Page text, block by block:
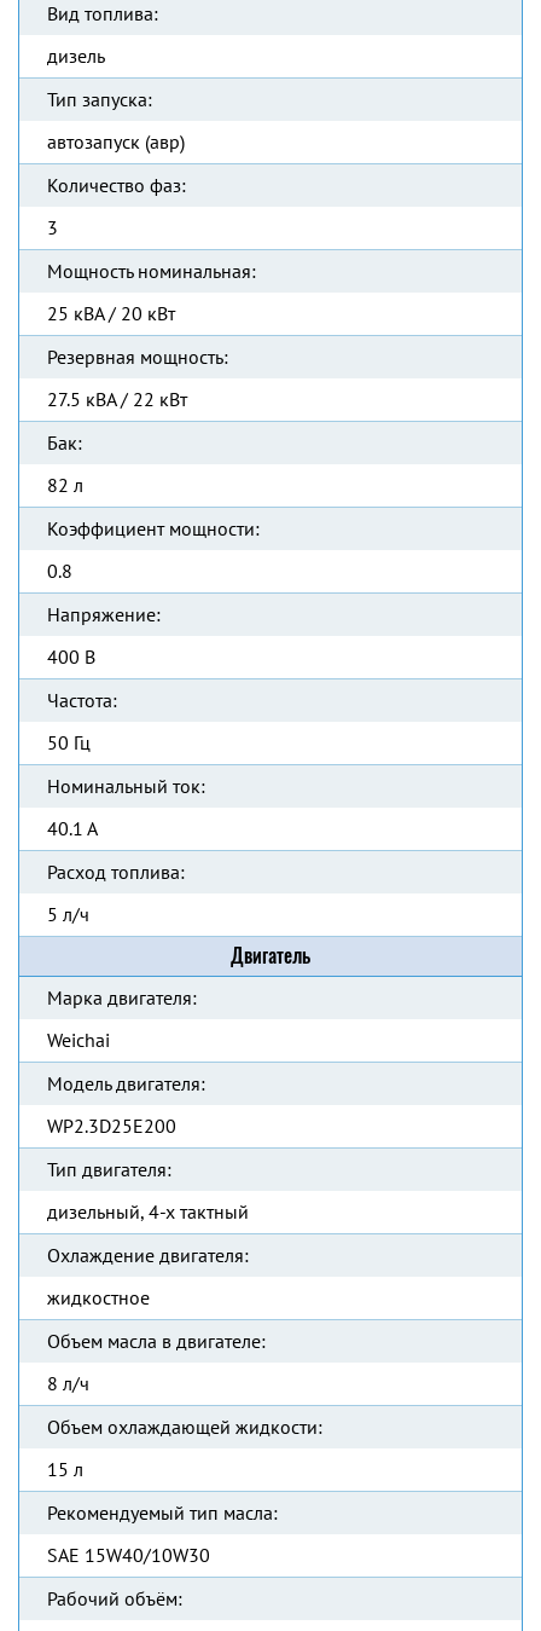
Вид топлива:
дизель
Тип запуска:
автозапуск (авр)
Количество фаз:
3
Мощность номинальная:
25 кВА / 20 кВт
Резервная мощность:
27.5 кВА / 22 кВт
Бак:
82 л
Коэффициент мощности:
0.8
Напряжение:
400 В
Частота:
50 Гц
Номинальный ток:
40.1 А
Расход топлива:
5 л/ч
Двигатель
Марка двигателя:
Weichai
Модель двигателя:
WP2.3D25E200
Тип двигателя:
дизельный, 4-х тактный
Охлаждение двигателя:
жидкостное
Объем масла в двигателе:
8 л/ч
Объем охлаждающей жидкости:
15 л
Рекомендуемый тип масла:
SAE 15W40/10W30
Рабочий объём: